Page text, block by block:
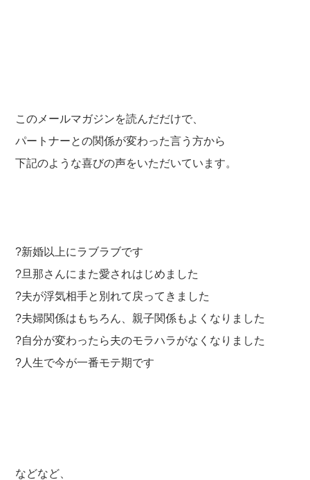
このメールマガジンを読んだだけで、
パートナーとの関係が変わった言う方から
下記のような喜びの声をいただいています。
?新婚以上にラブラブです
?旦那さんにまた愛されはじめました
?夫が浮気相手と別れて戻ってきました
?夫婦関係はもちろん、親子関係もよくなりました
?自分が変わったら夫のモラハラがなくなりました
?人生で今が一番モテ期です
などなど、